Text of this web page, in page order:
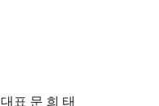
표 문 희 태